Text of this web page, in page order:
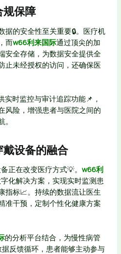
规保障
据的安全性至关重要🔒。医疗机
而w66利来国际通过顶尖的加
安全存储，为数据安全提供全
止未经授权的访问，还确保医
实时监控与审计追踪功能📌，
风险，增强患者与医院之间的
设备的融合
正在改变医疗方式💡。 w66利
化解决方案，实现实时监测患
指标📈。持续的数据流让医生
准干预，定制个性化健康方案
的分析平台结合，为慢性病管
反馈循环，患者能够主动参与